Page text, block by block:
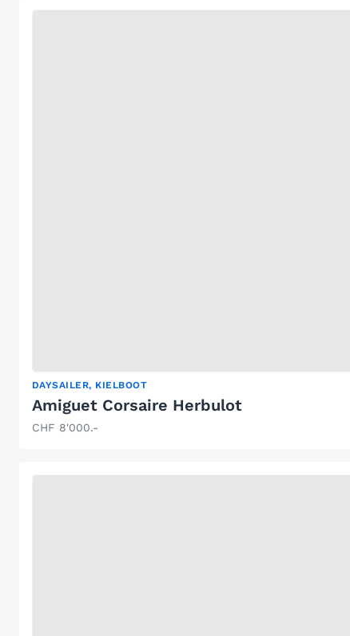
DAYSAILER, KIELBOOT
Amiguet Corsaire Herbulot
CHF 8'000.-